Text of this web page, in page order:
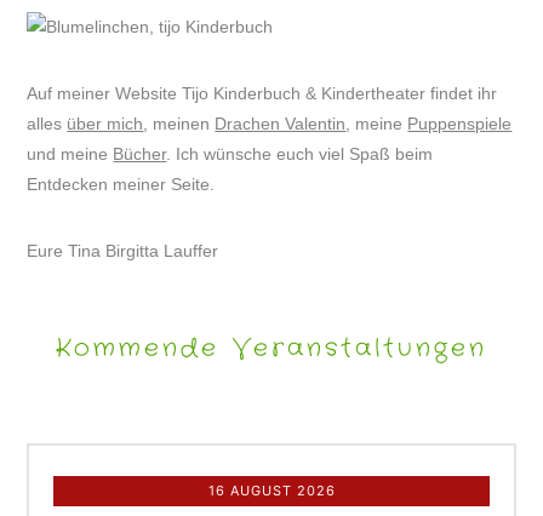
Auf meiner Website Tijo Kinderbuch & Kindertheater findet ihr
alles über mich , meinen Drachen Valentin , meine Puppenspiele
und meine Bücher. Ich wünsche euch viel Spaß beim
Entdecken meiner Seite.
Eure Tina Birgitta Lauffer
Kommende Veranstaltungen
16 AUGUST 2026